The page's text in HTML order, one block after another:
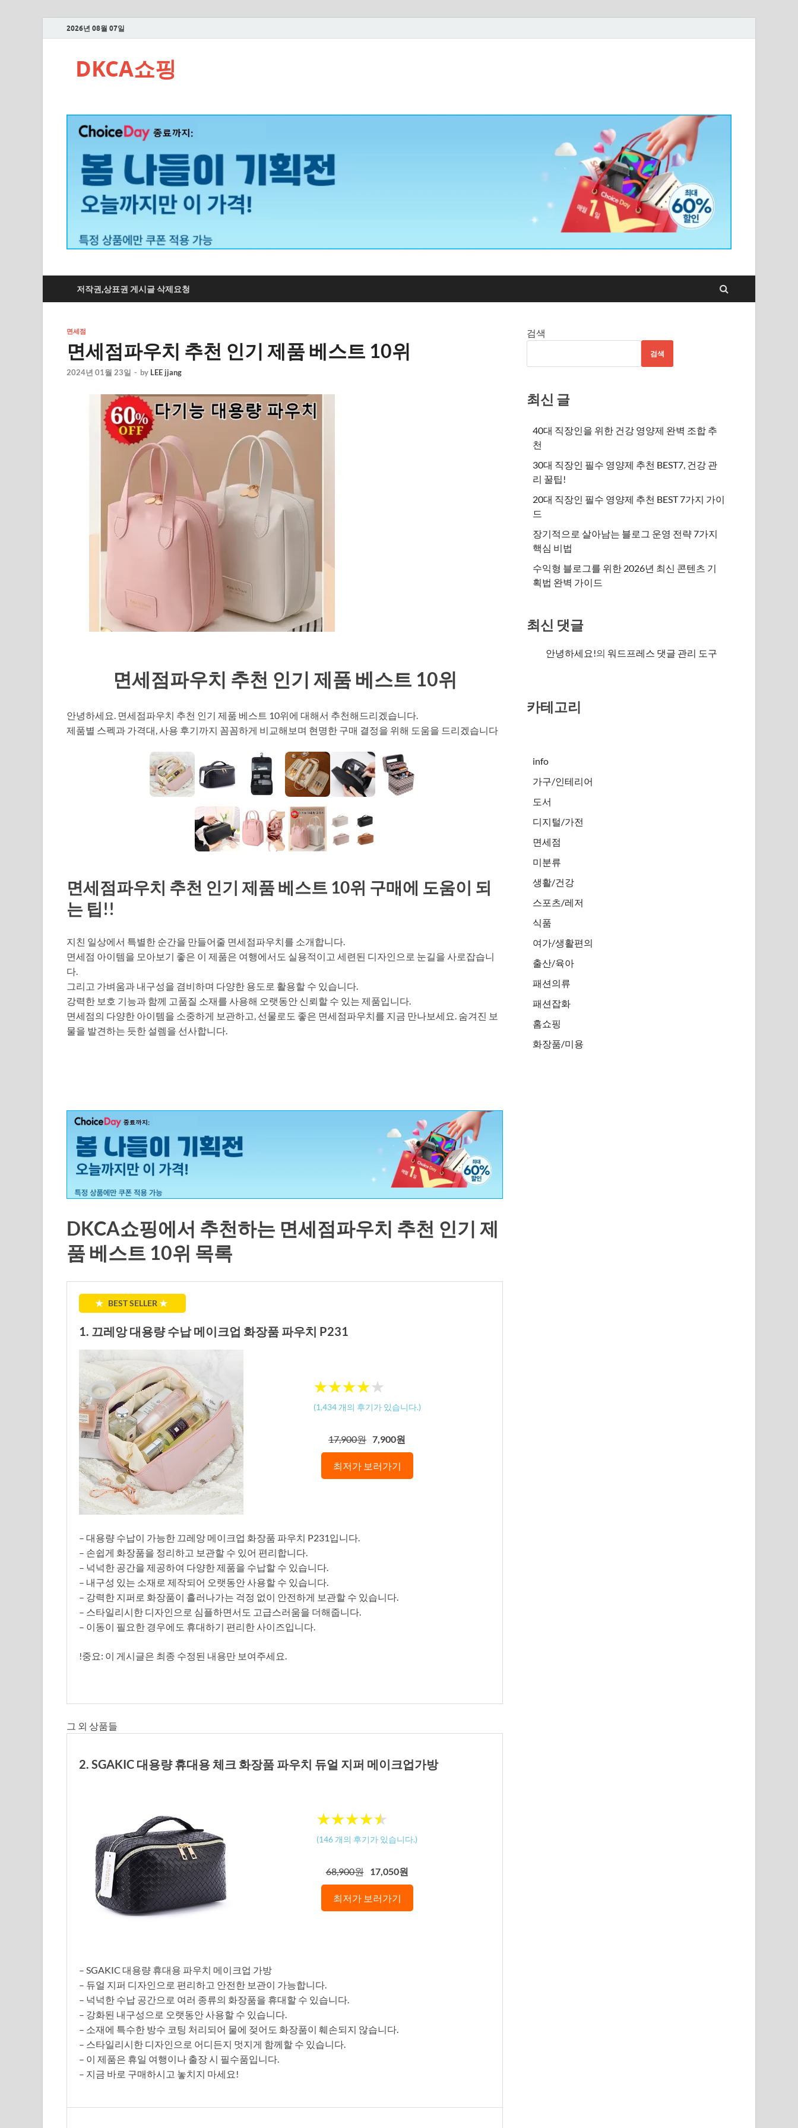
2026년 08월 07일
DKCA쇼핑
저작권,상표권 게시글 삭제요청
면세점
면세점파우치 추천 인기 제품 베스트 10위
2024년 01월 23일 - by LEE jjang
면세점파우치 추천 인기 제품 베스트 10위
안녕하세요. 면세점파우치 추천 인기 제품 베스트 10위에 대해서 추천해드리겠습니다.
제품별 스펙과 가격대, 사용 후기까지 꼼꼼하게 비교해보며 현명한 구매 결정을 위해 도움을 드리겠습니다
면세점파우치 추천 인기 제품 베스트 10위 구매에 도움이 되
는 팁!!
지친 일상에서 특별한 순간을 만들어줄 면세점파우치를 소개합니다.
면세점 아이템을 모아보기 좋은 이 제품은 여행에서도 실용적이고 세련된 디자인으로 눈길을 사로잡습니
다.
그리고 가벼움과 내구성을 겸비하며 다양한 용도로 활용할 수 있습니다.
강력한 보호 기능과 함께 고품질 소재를 사용해 오랫동안 신뢰할 수 있는 제품입니다.
면세점의 다양한 아이템을 소중하게 보관하고, 선물로도 좋은 면세점파우치를 지금 만나보세요. 숨겨진 보
물을 발견하는 듯한 설렘을 선사합니다.
DKCA쇼핑에서 추천하는 면세점파우치 추천 인기 제
품 베스트 10위 목록
★ BEST SELLER★
1. 끄레앙 대용량 수납 메이크업 화장품 파우치 P231
★★★★★
★★★★★
(1,434개의 후기가 있습니다.)
17,900원 7,900원
최저가 보러가기
– 대용량 수납이 가능한 끄레앙 메이크업 화장품 파우치 P231입니다.
– 손쉽게 화장품을 정리하고 보관할 수 있어 편리합니다.
– 넉넉한 공간을 제공하여 다양한 제품을 수납할 수 있습니다.
– 내구성 있는 소재로 제작되어 오랫동안 사용할 수 있습니다.
– 강력한 지퍼로 화장품이 흘러나가는 걱정 없이 안전하게 보관할 수 있습니다.
– 스타일리시한 디자인으로 심플하면서도 고급스러움을 더해줍니다.
– 이동이 필요한 경우에도 휴대하기 편리한 사이즈입니다.
!중요: 이 게시글은 최종 수정된 내용만 보여주세요.
그 외 상품들
2. SGAKIC 대용량 휴대용 체크 화장품 파우치 듀얼 지퍼 메이크업가방
★★★★★
★★★★★
(146 개의 후기가 있습니다.)
68,900원 17,050원
최저가 보러가기
– SGAKIC 대용량 휴대용 파우치 메이크업 가방
– 듀얼 지퍼 디자인으로 편리하고 안전한 보관이 가능합니다.
– 넉넉한 수납 공간으로 여러 종류의 화장품을 휴대할 수 있습니다.
– 강화된 내구성으로 오랫동안 사용할 수 있습니다.
– 소재에 특수한 방수 코팅 처리되어 물에 젖어도 화장품이 훼손되지 않습니다.
– 스타일리시한 디자인으로 어디든지 멋지게 함께할 수 있습니다.
– 이 제품은 휴일 여행이나 출장 시 필수품입니다.
– 지금 바로 구매하시고 놓치지 마세요!
검색
검색
최신 글
40대 직장인을 위한 건강 영양제 완벽 조합 추
천
30대 직장인 필수 영양제 추천 BEST7, 건강 관
리 꿀팁!
20대 직장인 필수 영양제 추천 BEST 7가지 가이
드
장기적으로 살아남는 블로그 운영 전략 7가지
핵심 비법
수익형 블로그를 위한 2026년 최신 콘텐츠 기
획법 완벽 가이드
최신 댓글
안녕하세요!의워드프레스 댓글 관리 도구
카테고리
info
가구/인테리어
도서
디지털/가전
면세점
미분류
생활/건강
스포츠/레저
식품
여가/생활편의
출산/육아
패션의류
패션잡화
홈쇼핑
화장품/미용